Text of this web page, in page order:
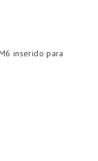
inserido para